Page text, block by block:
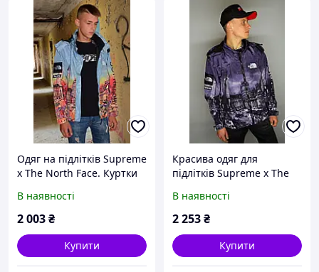
Одяг на підлітків Supreme
x The North Face. Куртки
принтом.
В наявності
2 003₴
Купити
Красива одяг для
підлітків Supreme x The
демісезонна куртка.
В наявності
2 253₴
Купити